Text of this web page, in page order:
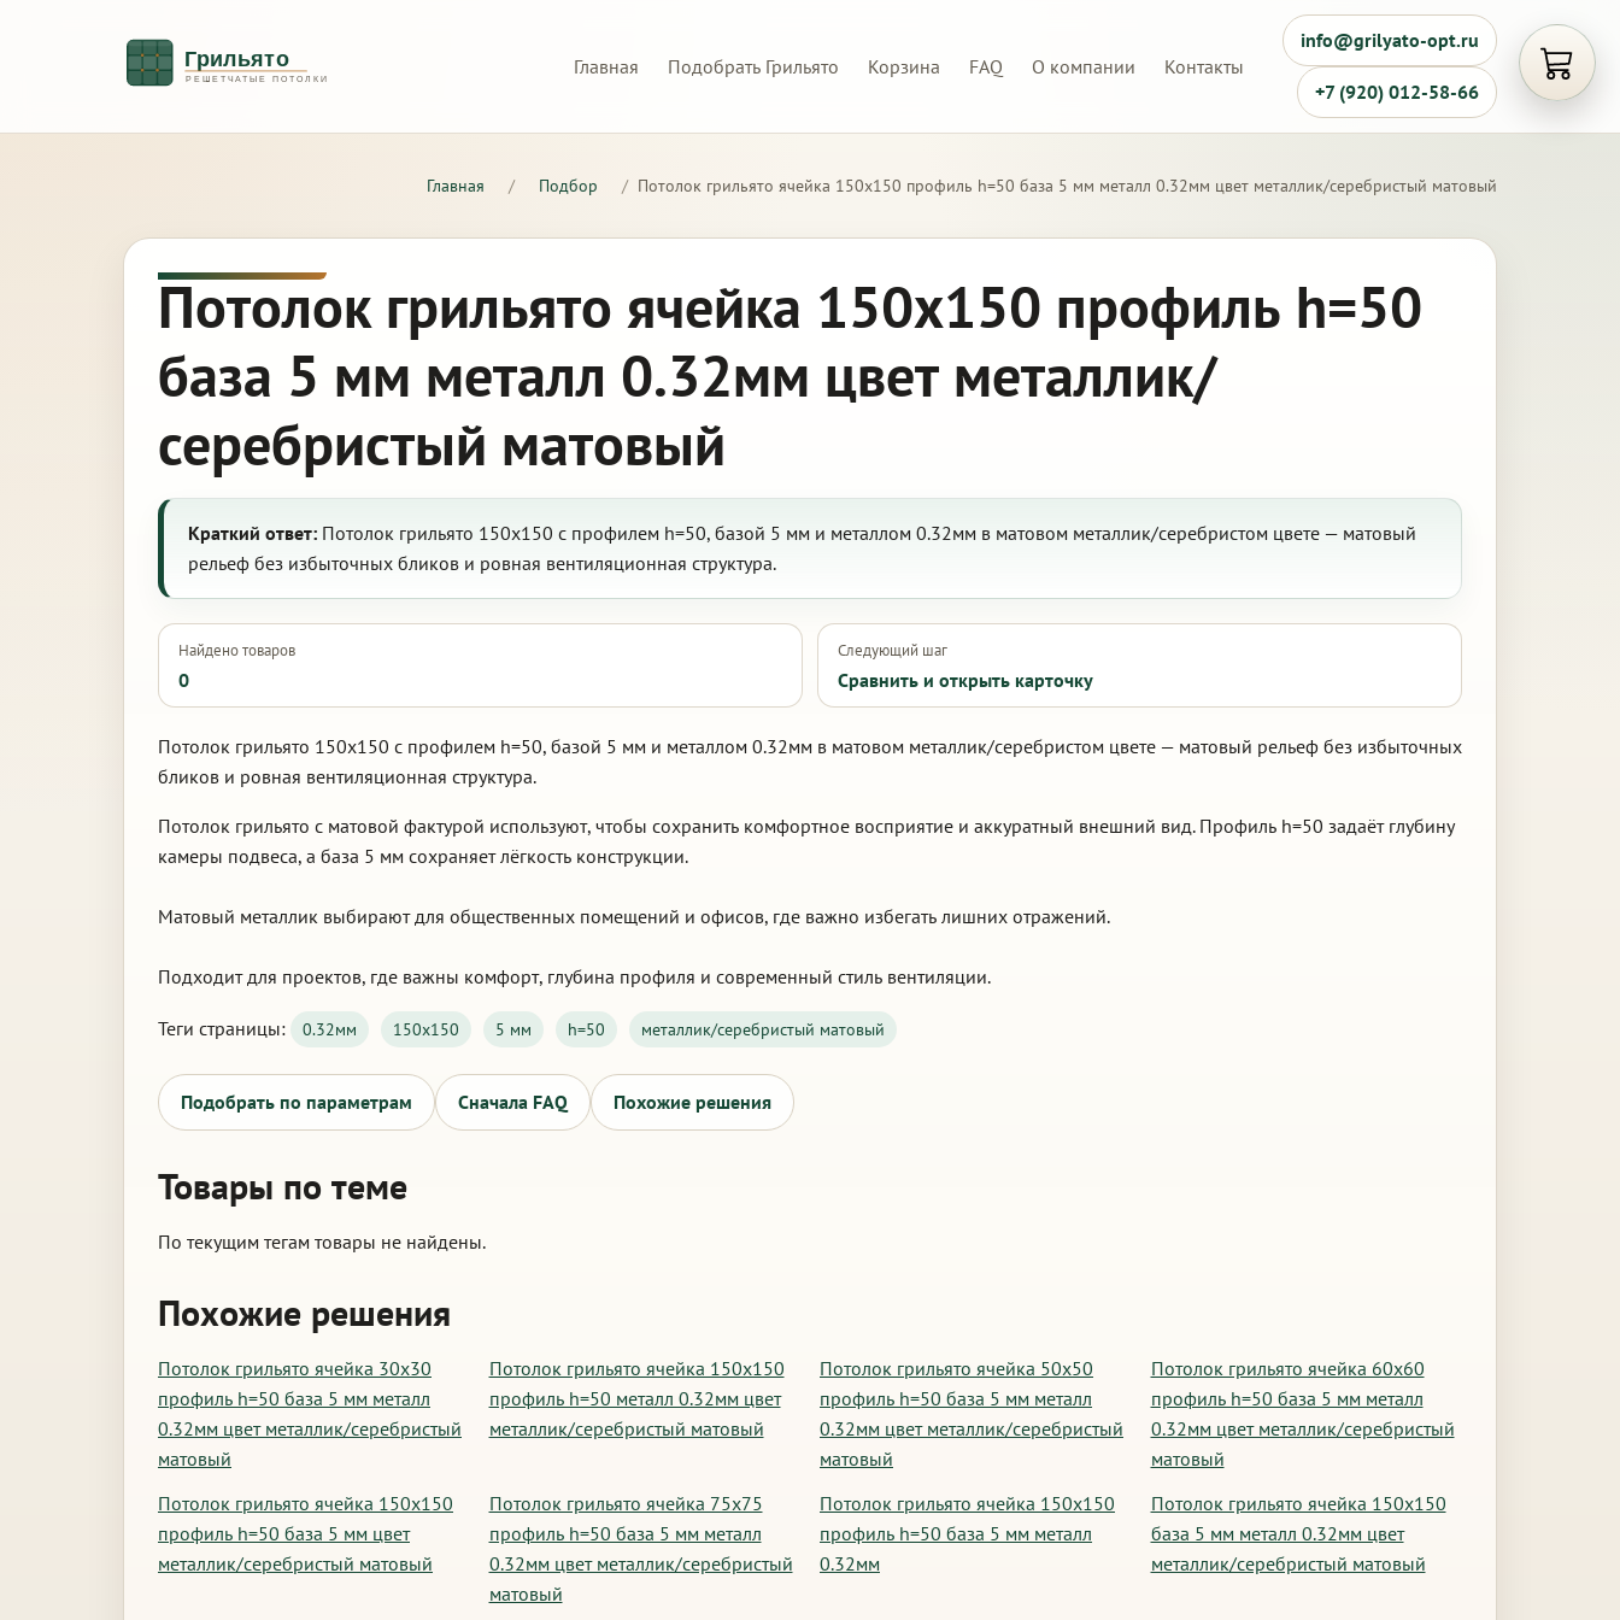
Главная Подобрать Грильято Корзина FAQ О компании Контакты
info@grilyato-opt.ru
+7 (920) 012-58-66
Главная / Подбор / Потолок грильято ячейка 150х150 профиль h=50 база 5 мм металл 0.32мм цвет металлик/серебристый матовый
Потолок грильято ячейка 150х150 профиль h=50
база 5 мм металл 0.32мм цвет металлик/
серебристый матовый
Краткий ответ: Потолок грильято 150х150 с профилем h=50, базой 5 мм и металлом 0.32мм в матовом металлик/серебристом цвете — матовый
рельеф без избыточных бликов и ровная вентиляционная структура.
Найдено товаров
0
Следующий шаг
Сравнить и открыть карточку
Потолок грильято 150х150 с профилем h=50, базой 5 мм и металлом 0.32мм в матовом металлик/серебристом цвете — матовый рельеф без избыточных
бликов и ровная вентиляционная структура.
Потолок грильято с матовой фактурой используют, чтобы сохранить комфортное восприятие и аккуратный внешний вид. Профиль h=50 задаёт глубину
камеры подвеса, а база 5 мм сохраняет лёгкость конструкции.
Матовый металлик выбирают для общественных помещений и офисов, где важно избегать лишних отражений.
Подходит для проектов, где важны комфорт, глубина профиля и современный стиль вентиляции.
Теги страницы: 0.32мм 150х150 5 мм h=50 металлик/серебристый матовый
Подобрать по параметрам Сначала FAQ Похожие решения
Товары по теме
По текущим тегам товары не найдены.
Похожие решения
Потолок грильято ячейка 30х30
профиль h=50 база 5 мм металл
0.32мм цвет металлик/серебристый
матовый
Потолок грильято ячейка 150х150
профиль h=50 металл 0.32мм цвет
металлик/серебристый матовый
Потолок грильято ячейка 50х50
профиль h=50 база 5 мм металл
0.32мм цвет металлик/серебристый
матовый
Потолок грильято ячейка 60х60
профиль h=50 база 5 мм металл
0.32мм цвет металлик/серебристый
матовый
Потолок грильято ячейка 150х150
профиль h=50 база 5 мм цвет
металлик/серебристый матовый
Потолок грильято ячейка 75х75
профиль h=50 база 5 мм металл
0.32мм цвет металлик/серебристый
матовый
Потолок грильято ячейка 150х150
профиль h=50 база 5 мм металл
0.32мм
Потолок грильято ячейка 150х150
база 5 мм металл 0.32мм цвет
металлик/серебристый матовый
Открыть